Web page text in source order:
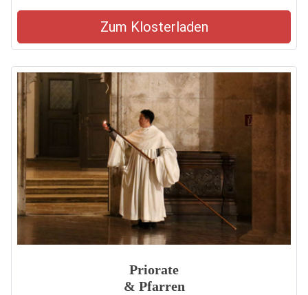
Zum Klosterladen
Priorate
& Pfarren